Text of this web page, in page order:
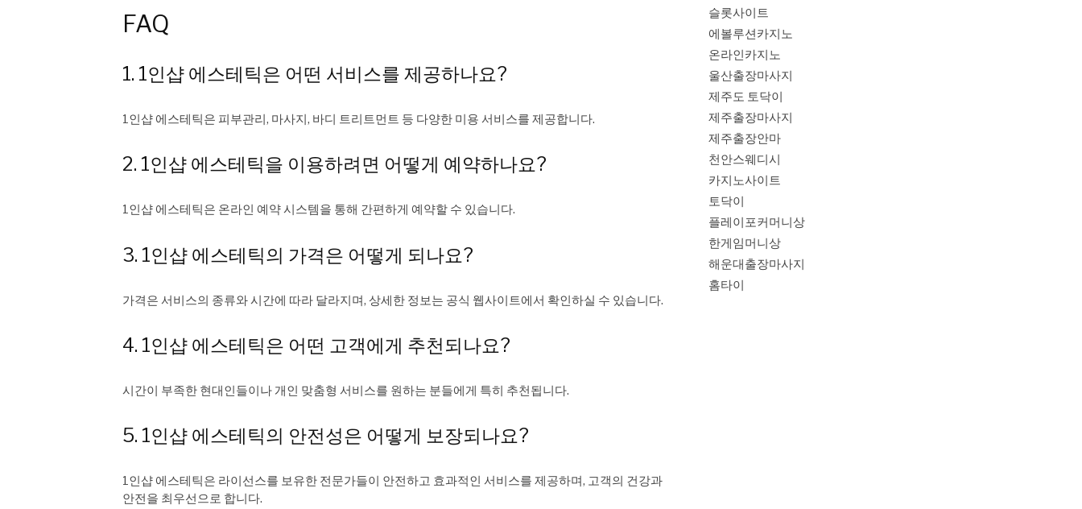
FAQ
1. 1인샵 에스테틱은 어떤 서비스를 제공하나요?
1인샵 에스테틱은 피부관리, 마사지, 바디 트리트먼트 등 다양한 미용 서비스를 제공합니다.
2. 1인샵 에스테틱을 이용하려면 어떻게 예약하나요?
1인샵 에스테틱은 온라인 예약 시스템을 통해 간편하게 예약할 수 있습니다.
3. 1인샵 에스테틱의 가격은 어떻게 되나요?
가격은 서비스의 종류와 시간에 따라 달라지며, 상세한 정보는 공식 웹사이트에서 확인하실 수 있습니다.
4. 1인샵 에스테틱은 어떤 고객에게 추천되나요?
시간이 부족한 현대인들이나 개인 맞춤형 서비스를 원하는 분들에게 특히 추천됩니다.
5. 1인샵 에스테틱의 안전성은 어떻게 보장되나요?
1인샵 에스테틱은 라이선스를 보유한 전문가들이 안전하고 효과적인 서비스를 제공하며, 고객의 건강과
안전을 최우선으로 합니다.
슬롯사이트
에볼루션카지노
온라인카지노
울산출장마사지
제주도 토닥이
제주출장마사지
제주출장안마
천안스웨디시
카지노사이트
토닥이
플레이포커머니상
한게임머니상
해운대출장마사지
홈타이